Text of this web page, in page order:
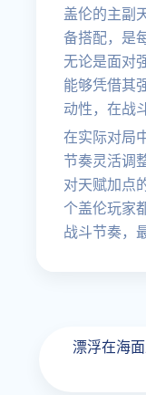
盖伦的主副
备搭配，是
无论是面对
能够凭借其
动性，在战
在实际对局
节奏灵活调
对天赋加点
个盖伦玩家
战斗节奏，
漂浮在海